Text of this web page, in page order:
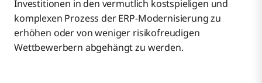
Investitionen in den vermutlich kostspieligen und
komplexen Prozess der ERP-Modernisierung zu
erhöhen oder von weniger risikofreudigen
Wettbewerbern abgehängt zu werden.